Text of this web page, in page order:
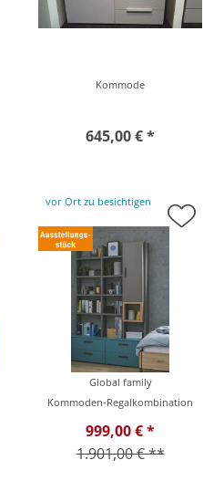
Kommode
645,00 € *
vor Ort zu besichtigen
Global family
Kommoden-Regalkombination
999,00 € *
1.901,00 € **